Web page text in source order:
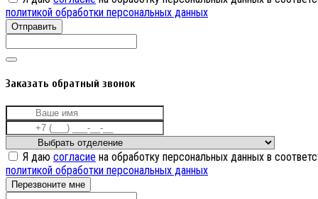
политикой обработки персональных данных
Отправить
Заказать обратный звонок
Я даю согласие на обработку персональных данных в
политикой обработки персональных данных
Перезвоните мне